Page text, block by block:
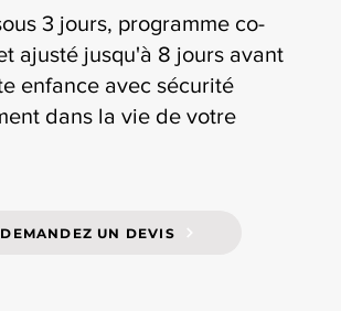
3 jours, programme co-
ajusté jusqu'à 8 jours avant
enfance avec sécurité
dans la vie de votre
UN DEVIS